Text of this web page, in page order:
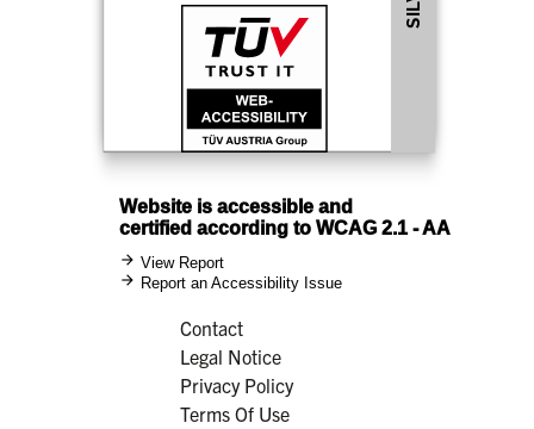
Contact
Legal Notice
Privacy Policy
Terms Of Use